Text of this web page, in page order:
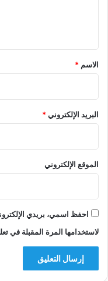
*
الاسم *
البريد الإلكتروني*
الموقع الإلكتروني
احفظ اسمي، بريدي
لاستخدامها المرة المقبلة في